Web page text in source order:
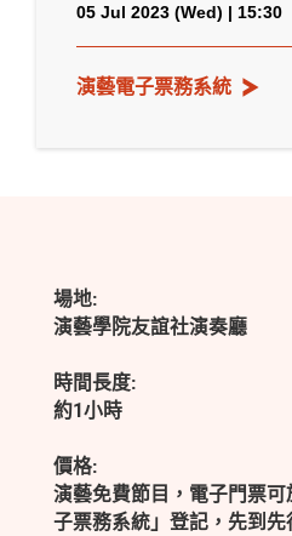
05 Jul 2023 (Wed) | 15:30
演藝電子票務系統
場地:
演藝學院友誼社演奏廳
時間長度:
約1小時
價格:
演藝免費節目，電子門票
子票務系統」登記，先到先